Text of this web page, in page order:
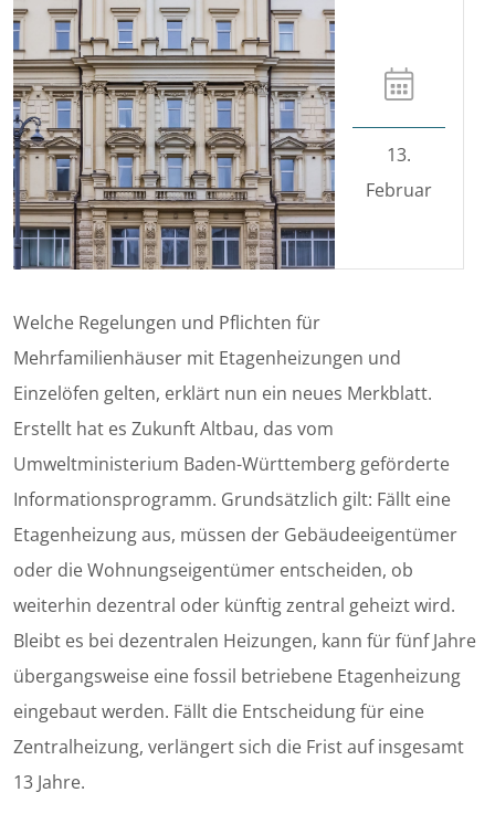
13.
Februar
Welche Regelungen und Pflichten für
Mehrfamilienhäuser mit Etagenheizungen und
Einzelöfen gelten, erklärt nun ein neues Merkblatt.
Erstellt hat es Zukunft Altbau, das vom
Umweltministerium Baden-Württemberg geförderte
Informationsprogramm. Grundsätzlich gilt: Fällt eine
Etagenheizung aus, müssen der Gebäudeeigentümer
oder die Wohnungseigentümer entscheiden, ob
weiterhin dezentral oder künftig zentral geheizt wird.
Bleibt es bei dezentralen Heizungen, kann für fünf Jahre
übergangsweise eine fossil betriebene Etagenheizung
eingebaut werden. Fällt die Entscheidung für eine
Zentralheizung, verlängert sich die Frist auf insgesamt
13 Jahre.